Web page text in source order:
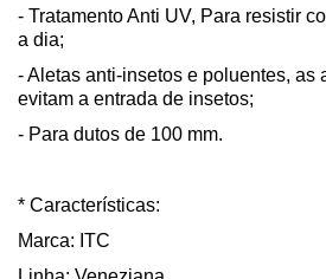
- Tratamento Anti UV, Para resistir
a dia;
- Aletas anti-insetos e poluentes, as
evitam a entrada de insetos;
- Para dutos de 100 mm.
* Características:
Marca: ITC